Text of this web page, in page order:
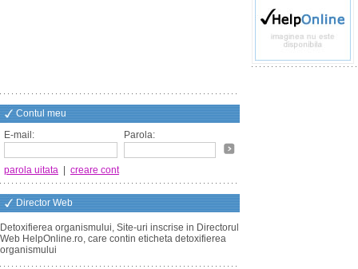
Contul meu
E-mail:
Parola:
parola uitata creare cont
Director Web
Detoxifierea organismului, Site-uri inscrise in Directorul
Web HelpOnline.ro, care contin eticheta detoxifierea
organismului